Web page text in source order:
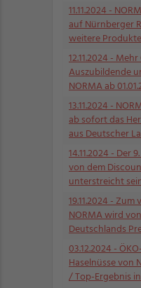
11.11.2024-
auf Nürnberger
weitere
12.11.2024- Mehr
Auszubildende
NORMA ab
13.11.2024-
ab sofort das
aus Deutscher
14.11.2024- Der
von dem
unterstreicht
19.11.2024- Zum
NORMA wird
Deutschlands
03.12.2024-
Haselnüsse von
/ Top-Ergebnis